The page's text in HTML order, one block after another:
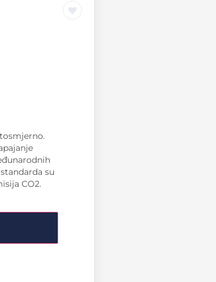
su
CO2.